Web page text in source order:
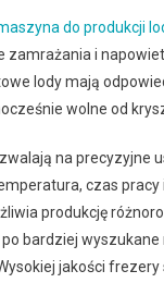
do produkcji
zamrażania i
lody mają
wolne od
na precyzyjne
czas pracy
produkcję
bardziej
jakości frezery